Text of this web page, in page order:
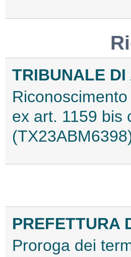
TRIBUNALE DI
ex art. 1159 bis
PREFETTURA
Proroga dei